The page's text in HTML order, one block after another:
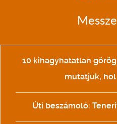
10 kihagyhatatlan
mutatjuk,
Úti beszámoló: